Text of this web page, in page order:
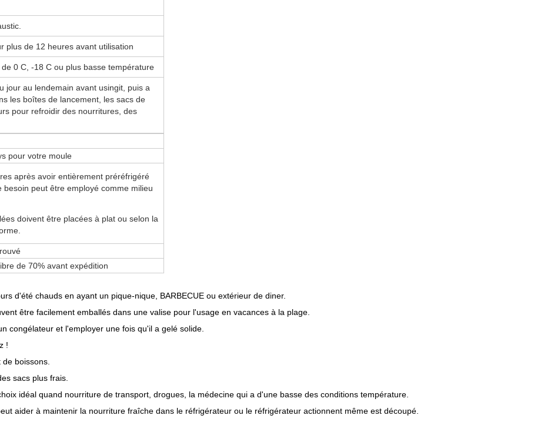
plus de 12 heures avant utilisation
0 C, -18 C ou plus basse température
jour au lendemain avant usingit, puis a
les boîtes de lancement, les sacs de
pour refroidir des nourritures, des
pour votre moule
après avoir entièrement préréfrigéré
besoin peut être employé comme milieu
doivent être placées à plat ou selon la
de 70% avant expédition
d'été chauds en ayant un pique-nique, BARBECUE ou extérieur de diner.
être facilement emballés dans une valise pour l'usage en vacances à la plage.
congélateur et l'employer une fois qu'il a gelé solide.
!
boissons.
sacs plus frais.
idéal quand nourriture de transport, drogues, la médecine qui a d'une basse des conditions température.
aider à maintenir la nourriture fraîche dans le réfrigérateur ou le réfrigérateur actionnent même est découpé.